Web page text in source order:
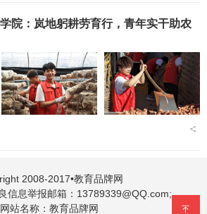
院：岚地躬耕劳育行，青年实干助农
2008-2017•教育品牌网
信息举报邮箱：13789339@QQ.com;
网站名称：教育品牌网